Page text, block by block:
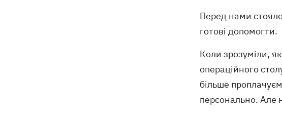
Перед нами
готові допомогти.
Коли зрозуміли,
операційного
більше
персонально. Але